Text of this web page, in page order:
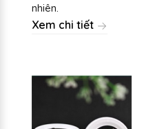
nhiên.
Xem chi tiết